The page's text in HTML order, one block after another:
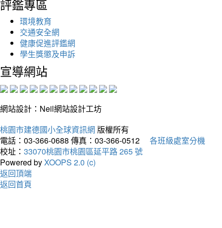
評鑑專區
環境教育
交通安全網
健康促進評鑑網
學生獎懲及申訴
宣導網站
網站設計：Neil網站設計工坊
桃園市建德國小全球資訊網 版權所有
電話：03-366-0688 傳真：03-366-0512
各班級處室分機
校址： 33070桃園市桃園區延平路 265 號
Powered byXOOPS 2.0 (c)
返回頂端
返回首頁